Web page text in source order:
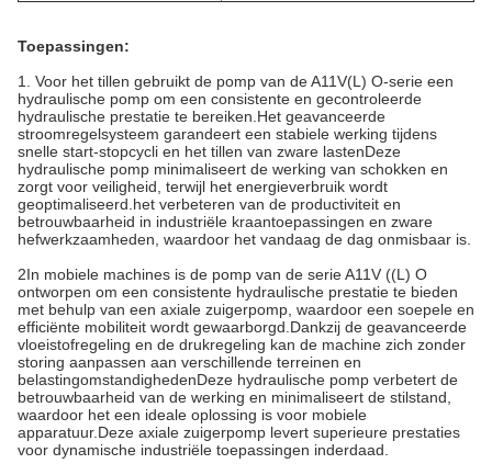
Toepassingen:
1. Voor het tillen gebruikt de pomp van de A11V(L) O-serie een
hydraulische pomp om een consistente en gecontroleerde
hydraulische prestatie te bereiken.Het geavanceerde
stroomregelsysteem garandeert een stabiele werking tijdens
snelle start-stopcycli en het tillen van zware lastenDeze
hydraulische pomp minimaliseert de werking van schokken en
zorgt voor veiligheid, terwijl het energieverbruik wordt
geoptimaliseerd.het verbeteren van de productiviteit en
betrouwbaarheid in industriële kraantoepassingen en zware
hefwerkzaamheden, waardoor het vandaag de dag onmisbaar is.
2In mobiele machines is de pomp van de serie A11V ((L) O
ontworpen om een consistente hydraulische prestatie te bieden
met behulp van een axiale zuigerpomp, waardoor een soepele en
efficiënte mobiliteit wordt gewaarborgd.Dankzij de geavanceerde
vloeistofregeling en de drukregeling kan de machine zich zonder
storing aanpassen aan verschillende terreinen en
belastingomstandighedenDeze hydraulische pomp verbetert de
betrouwbaarheid van de werking en minimaliseert de stilstand,
waardoor het een ideale oplossing is voor mobiele
apparatuur.Deze axiale zuigerpomp levert superieure prestaties
voor dynamische industriële toepassingen inderdaad.